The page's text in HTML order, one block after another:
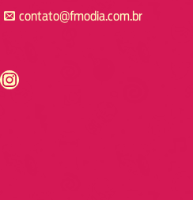
contato@fmodia.com.br
https://www.instagram.com/fmodia.cabofrio/